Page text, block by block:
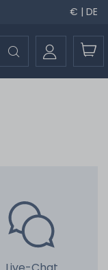
€ | DE